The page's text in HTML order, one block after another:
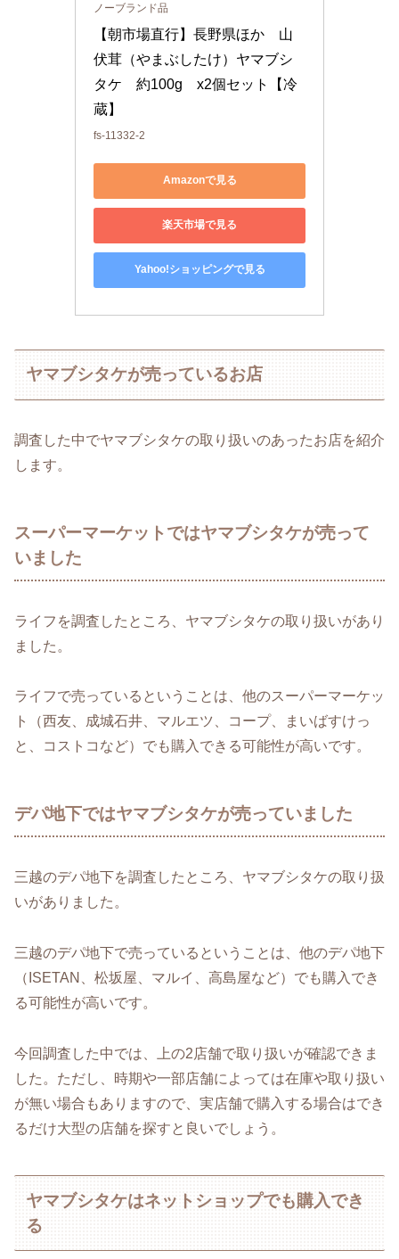
ノーブランド品
【朝市場直行】長野県ほか　山
伏茸（やまぶしたけ）ヤマブシ
タケ　約100g　x2個セット【冷
蔵】
fs-11332-2
Amazonで見る
楽天市場で見る
Yahoo!ショッピングで見る
ヤマブシタケが売っているお店
調査した中でヤマブシタケの取り扱いのあったお店を紹介
します。
スーパーマーケットではヤマブシタケが売って
いました
ライフを調査したところ、ヤマブシタケの取り扱いがあり
ました。
ライフで売っているということは、他のスーパーマーケッ
ト（西友、成城石井、マルエツ、コープ、まいばすけっ
と、コストコなど）でも購入できる可能性が高いです。
デパ地下ではヤマブシタケが売っていました
三越のデパ地下を調査したところ、ヤマブシタケの取り扱
いがありました。
三越のデパ地下で売っているということは、他のデパ地下
（ISETAN、松坂屋、マルイ、高島屋など）でも購入でき
る可能性が高いです。
今回調査した中では、上の2店舗で取り扱いが確認できま
した。ただし、時期や一部店舗によっては在庫や取り扱い
が無い場合もありますので、実店舗で購入する場合はでき
るだけ大型の店舗を探すと良いでしょう。
ヤマブシタケはネットショップでも購入でき
る